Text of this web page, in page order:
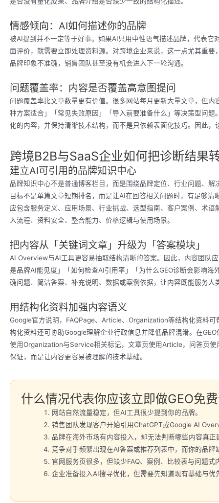
情感倾向：AI如何描述你的品牌
被AI提到并不一定等于好事。如果AI只用中性语气描述品牌，代表
面评价，就需要立即处理资料源。对跨境企业来说，这一点尤其重
品牌印象不准确，销售团队甚至没有机会进入下一轮沟通。
问题覆盖率：内容是否覆盖高意图提问
问题覆盖率比文章数量更有价值。很多网站每月更新大量文章，但
种方案适合」「常见失败原因」「导入前要准备什么」等决策型问
化的内容，并保持清晰技术结构，而不是只依赖表面化技巧。因此
跨境B2B与SaaS企业如何把诊断结果
建立AI可引用的品牌知识中心
品牌知识中心不是普通博客栏目，而是围绕品牌定位、行业问题、
目标不是单篇文章短期排名，而是让AI在回答相关问题时，有足够
应包含服务定义、应用场景、行业挑战、选型指南、客户案例、术
入流程、资料安全、整合能力、价格逻辑与使用场景。
把内容从「关键词文章」升级为「答案模块」
AI Overview与AI工具更容易抽取结构清晰的答案。因此，内容团队
是品牌AI能见度」「如何检查AI引用率」「为什么GEO诊断会影响
确问题、简洁答案、补充说明、数据或案例依据，让内容既能服务人
用结构化资料加强内容语义
Google官方说明，FAQPage、Article、Organization等结构化资料
构化资料还可协助Google理解企业行政信息并降低品牌混淆。在
使用Organization与Service相关标记，文章页使用Article，问答页
保证，而是让内容更容易被理解的技术基础。
什么情况代表你应该立即做GEO免
网站自然流量稳定，但AI工具很少提到你的品牌。
销售团队发现客户开始引用ChatGPT或Google AI
品牌在海外市场有内容投入，却无法判断哪些内容真正
竞争对手频繁出现在AI答案或推荐列表中，而你的品牌
官网服务页很多，但缺少FAQ、案例、比较表与问题式
企业准备投入AI搜寻优化，但需要先知道现有基础与优